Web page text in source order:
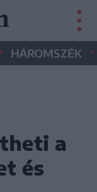
• HÁROMSZÉK •
a
és